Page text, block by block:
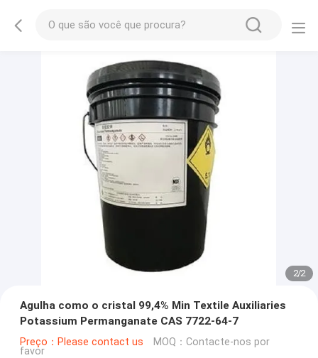
2/2
Agulha como o cristal 99,4% Min Textile Auxiliaries
Potassium Permanganate CAS 7722-64-7
Preço：Please contact us MOQ：Contacte-nos por
favor